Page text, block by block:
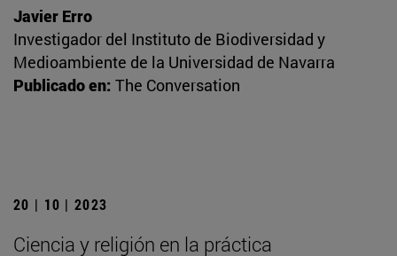
Javier Erro
Investigador del Instituto de Biodiversidad y
Medioambiente de la Universidad de Navarra
Publicado en: The Conversation
20 | 10 | 2023
Ciencia y religión en la práctica